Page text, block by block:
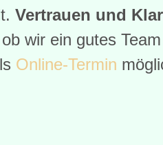
Vertrauen und
wir ein gutes
Online-Termin